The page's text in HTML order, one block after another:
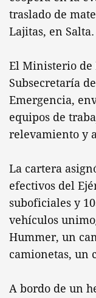
traslado de
Lajitas, en Salta.
El Ministerio de
Subsecretaría
Emergencia,
equipos de
relevamiento y
La cartera
efectivos del
suboficiales y
vehículos
Hummer, un
camionetas, un
A bordo de un